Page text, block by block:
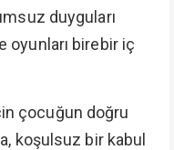
duyguları
oyunları birebir iç
çocuğun doğru
koşulsuz bir kabul